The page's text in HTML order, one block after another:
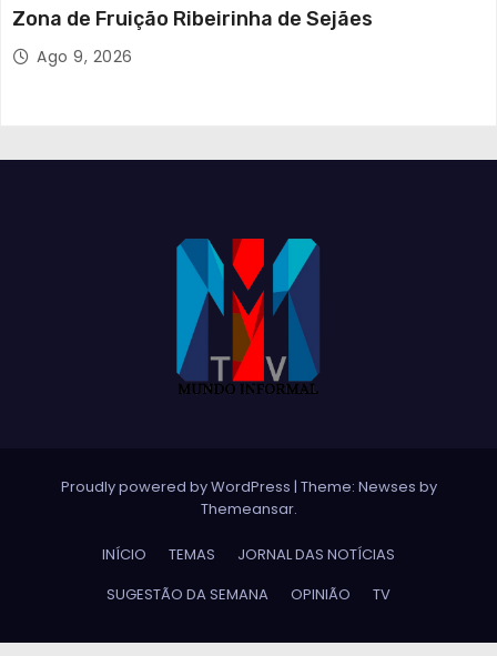
Zona de Fruição Ribeirinha de Sejães
Ago 9, 2026
Proudly powered by WordPress | Theme: Newses by
Themeansar.
INÍCIO TEMAS
JORNAL DAS NOTÍCIAS
SUGESTÃO DA SEMANA
OPINIÃO TV